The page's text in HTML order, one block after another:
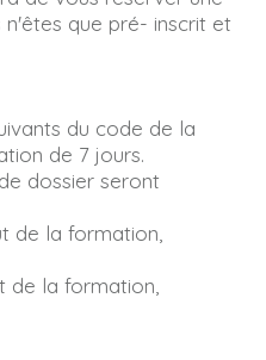
que pré- inscrit et
du code de la
de 7 jours.
dossier seront
de la formation,
de la formation,